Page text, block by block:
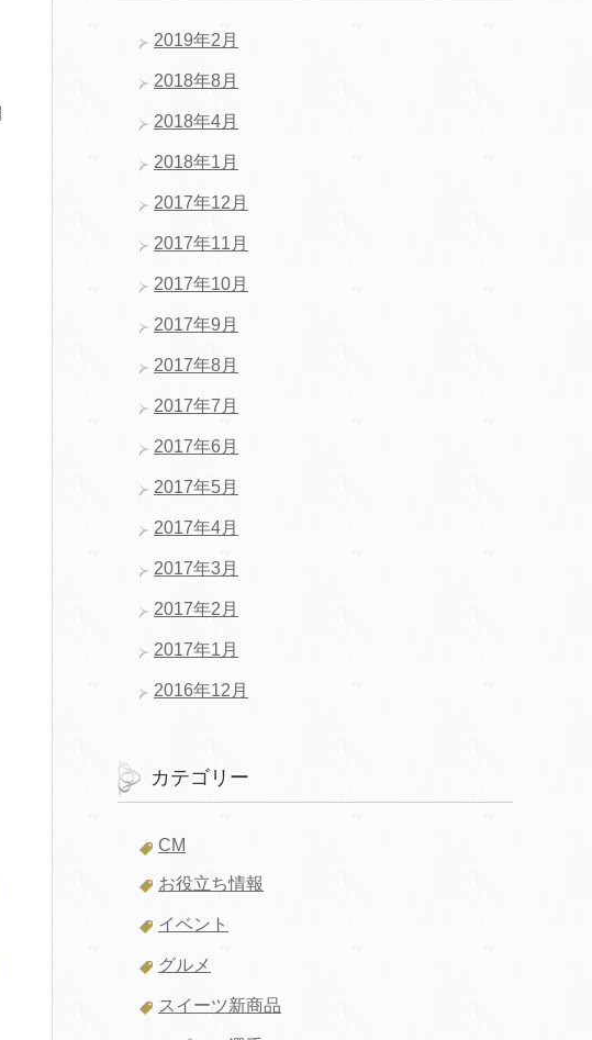
2019年2月
2018年8月
2018年4月
2018年1月
2017年12月
2017年11月
2017年10月
2017年9月
2017年8月
2017年7月
2017年6月
2017年5月
2017年4月
2017年3月
2017年2月
2017年1月
2016年12月
カテゴリー
CM
お役立ち情報
イベント
グルメ
スイーツ新商品